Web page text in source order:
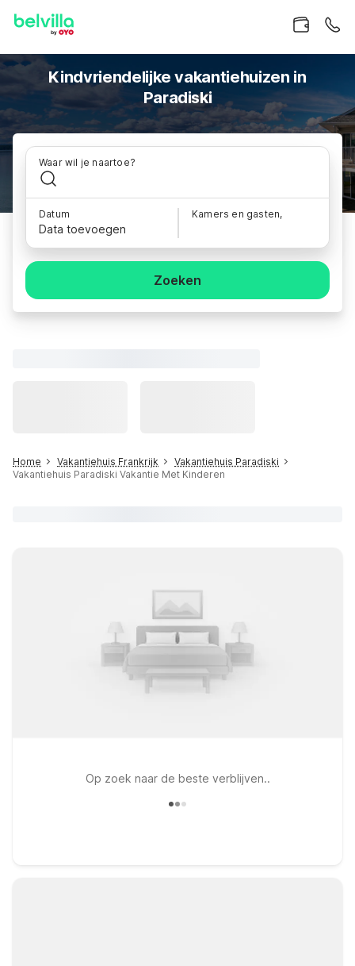
Kindvriendelijke vakantiehuizen in
Paradiski
Waar wil je naartoe?
Datum
Data toevoegen
Kamers en gasten,
Zoeken
Home Vakantiehuis Frankrijk
Vakantiehuis Paradiski
Vakantiehuis Paradiski Vakantie Met Kinderen
Op zoek naar de beste verblijven..